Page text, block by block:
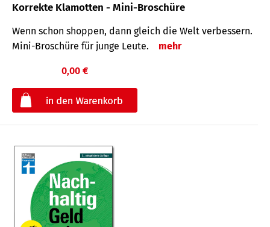
Korrekte Klamotten - Mini-Broschüre
Wenn schon shoppen, dann gleich die Welt verbessern.
Mini-Broschüre für junge Leute.
mehr
0,00 €